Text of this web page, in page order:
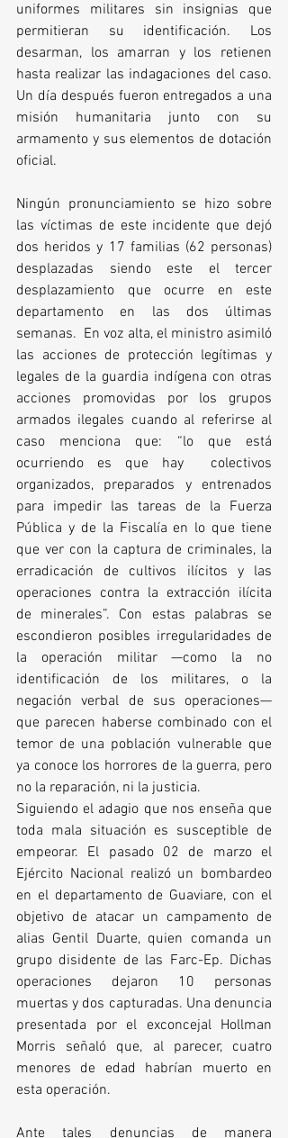
uniformes militares sin insignias que
permitieran su identificación. Los
desarman, los amarran y los retienen
hasta realizar las indagaciones del caso.
Un día después fueron entregados a una
misión humanitaria junto con su
armamento y sus elementos de dotación
oficial.
Ningún pronunciamiento se hizo sobre
las víctimas de este incidente que dejó
dos heridos y 17 familias (62 personas)
desplazadas siendo este el tercer
desplazamiento que ocurre en este
departamento en las dos últimas
semanas.  En voz alta, el ministro asimiló
las acciones de protección legítimas y
legales de la guardia indígena con otras
acciones promovidas por los grupos
armados ilegales cuando al referirse al
caso menciona que: “lo que está
ocurriendo es que hay  colectivos
organizados, preparados y entrenados
para impedir las tareas de la Fuerza
Pública y de la Fiscalía en lo que tiene
que ver con la captura de criminales, la
erradicación de cultivos ilícitos y las
operaciones contra la extracción ilícita
de minerales”. Con estas palabras se
escondieron posibles irregularidades de
la operación militar —como la no
identificación de los militares, o la
negación verbal de sus operaciones—
que parecen haberse combinado con el
temor de una población vulnerable que
ya conoce los horrores de la guerra, pero
no la reparación, ni la justicia.
Siguiendo el adagio que nos enseña que
toda mala situación es susceptible de
empeorar. El pasado 02 de marzo el
Ejército Nacional realizó un bombardeo
en el departamento de Guaviare, con el
objetivo de atacar un campamento de
alias Gentil Duarte, quien comanda un
grupo disidente de las Farc-Ep. Dichas
operaciones dejaron 10 personas
muertas y dos capturadas. Una denuncia
presentada por el exconcejal Hollman
Morris señaló que, al parecer, cuatro
menores de edad habrían muerto en
esta operación.
Ante tales denuncias de manera